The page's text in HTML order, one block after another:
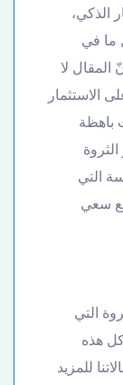
الذكي،
ما في
لا
الاستثمار
باهظة
التي
مع سعي
التي
هذه
للمزيد